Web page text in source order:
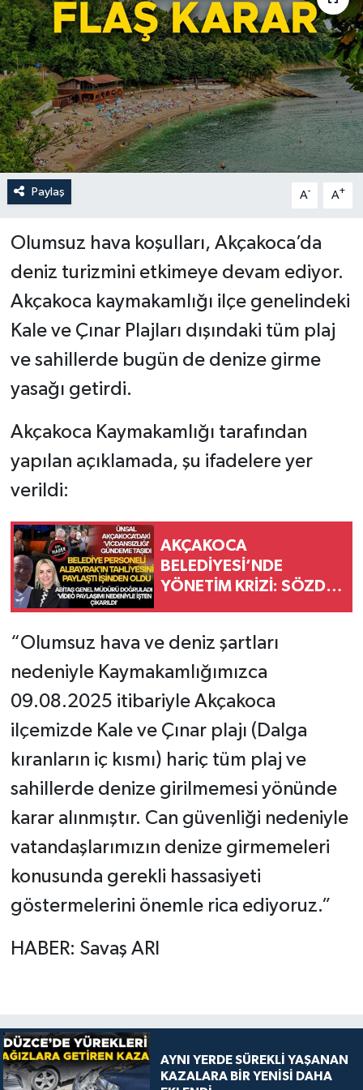
Paylaş A- A+
Olumsuz hava koşulları, Akçakoca’da
deniz turizmini etkimeye devam ediyor.
Akçakoca kaymakamlığı ilçe genelindeki
Kale ve Çınar Plajları dışındaki tüm plaj
ve sahillerde bugün de denize girme
yasağı getirdi.
Akçakoca Kaymakamlığı tarafından
yapılan açıklamada, şu ifadelere yer
verildi:
AKÇAKOCA
BELEDİYESİ’NDE
YÖNETİM KRİZİ: SÖZDE
“Olumsuz hava ve deniz şartları
nedeniyle Kaymakamlığımızca
09.08.2025 itibariyle Akçakoca
ilçemizde Kale ve Çınar plajı (Dalga
kıranların iç kısmı) hariç tüm plaj ve
sahillerde denize girilmemesi yönünde
karar alınmıştır. Can güvenliği nedeniyle
vatandaşlarımızın denize girmemeleri
konusunda gerekli hassasiyeti
göstermelerini önemle rica ediyoruz.”
HABER: Savaş ARI
AYNI YERDE SÜREKLİ YAŞANAN
KAZALARA BİR YENİSİ DAHA